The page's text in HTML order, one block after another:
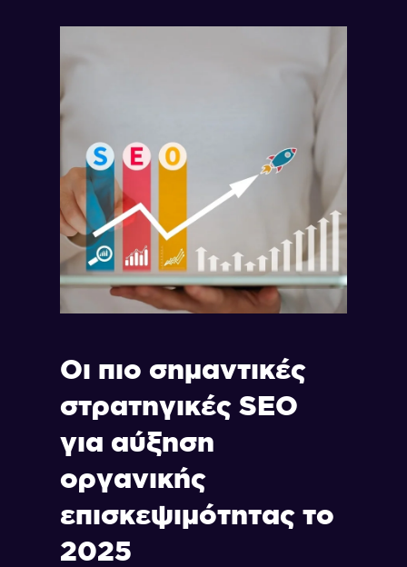
Οι πιο σημαντικές
στρατηγικές SEO
για αύξηση
οργανικής
επισκεψιμότητας το
2025